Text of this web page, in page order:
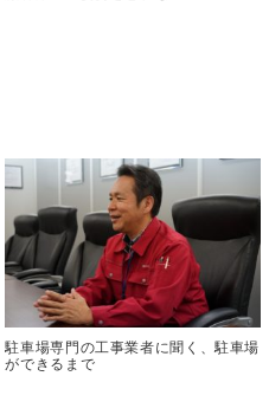
駐車場専門の工事業者に聞く、駐車場
ができるまで